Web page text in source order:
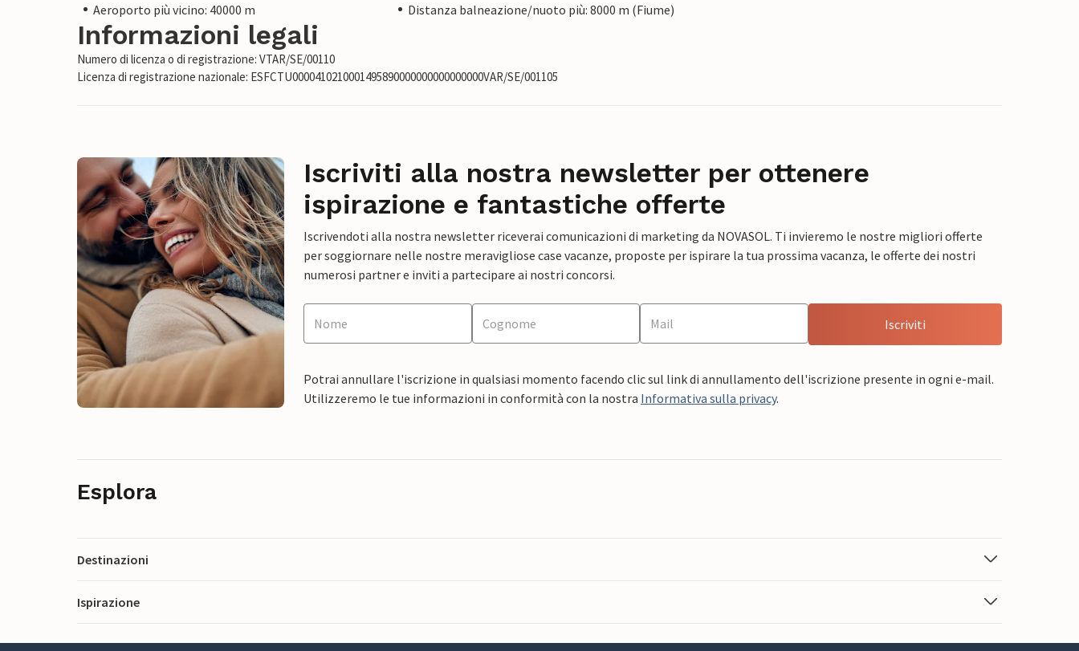
Aeroporto più vicino: 40000 m
Distanza balneazione/nuoto più: 8000 m (Fiume)
Informazioni legali
Numero di licenza o di registrazione: VTAR/SE/00110
Licenza di registrazione nazionale: ESFCTU0000410210001495890000000000000000VAR/SE/001105
Iscriviti alla nostra newsletter per ottenere
ispirazione e fantastiche offerte
Iscrivendoti alla nostra newsletter riceverai comunicazioni di marketing da NOVASOL. Ti invieremo le nostre migliori offerte
per soggiornare nelle nostre meravigliose case vacanze, proposte per ispirare la tua prossima vacanza, le offerte dei nostri
numerosi partner e inviti a partecipare ai nostri concorsi.
Iscriviti
Potrai annullare l'iscrizione in qualsiasi momento facendo clic sul link di annullamento dell'iscrizione presente in ogni e-mail.
Utilizzeremo le tue informazioni in conformità con la nostra Informativa sulla privacy.
Esplora
Destinazioni
Ispirazione